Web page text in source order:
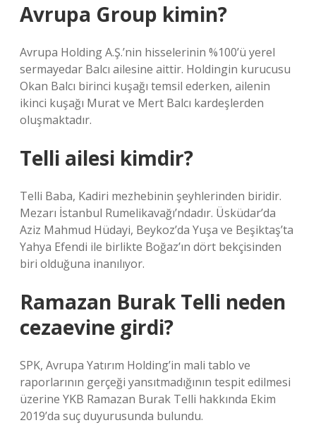
Avrupa Group kimin?
Avrupa Holding A.Ş.’nin hisselerinin %100’ü yerel
sermayedar Balcı ailesine aittir. Holdingin kurucusu
Okan Balcı birinci kuşağı temsil ederken, ailenin
ikinci kuşağı Murat ve Mert Balcı kardeşlerden
oluşmaktadır.
Telli ailesi kimdir?
Telli Baba, Kadiri mezhebinin şeyhlerinden biridir.
Mezarı İstanbul Rumelikavağı’ndadır. Üsküdar’da
Aziz Mahmud Hüdayi, Beykoz’da Yuşa ve Beşiktaş’ta
Yahya Efendi ile birlikte Boğaz’ın dört bekçisinden
biri olduğuna inanılıyor.
Ramazan Burak Telli neden
cezaevine girdi?
SPK, Avrupa Yatırım Holding’in mali tablo ve
raporlarının gerçeği yansıtmadığının tespit edilmesi
üzerine YKB Ramazan Burak Telli hakkında Ekim
2019’da suç duyurusunda bulundu.